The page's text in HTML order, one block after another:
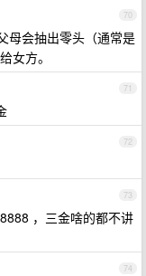
70
母会抽出零头（通常是
女方。
71
72
73
，三金啥的都不讲
74